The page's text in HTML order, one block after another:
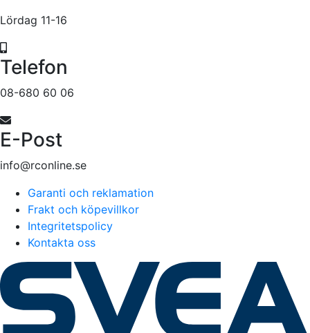
Lördag 11-16
Telefon
08-680 60 06
E-Post
info@rconline.se
Garanti och reklamation
Frakt och köpevillkor
Integritetspolicy
Kontakta oss